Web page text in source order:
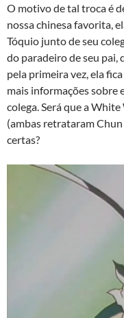
O motivo de tal troca é
nossa chinesa favorita,
Tóquio junto de seu
do paradeiro de seu pai,
pela primeira vez, ela
mais informações sobre
colega. Será que a
(ambas retrataram
certas?